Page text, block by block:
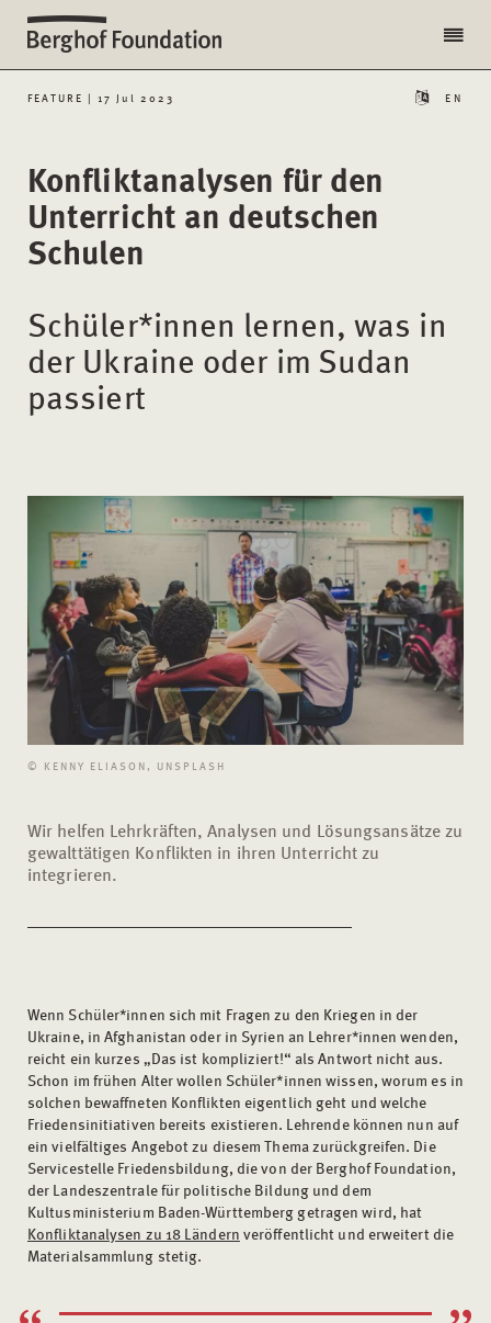
EN
FEATURE | 17 Jul 2023
Konfliktanalysen für den
Unterricht an deutschen
Schulen
Schüler*innen lernen, was in
der Ukraine oder im Sudan
passiert
© KENNY ELIASON, UNSPLASH
Wir helfen Lehrkräften, Analysen und Lösungsansätze zu
gewalttätigen Konflikten in ihren Unterricht zu
integrieren.
Wenn Schüler*innen sich mit Fragen zu den Kriegen in der
Ukraine, in Afghanistan oder in Syrien an Lehrer*innen wenden,
reicht ein kurzes „Das ist kompliziert!“ als Antwort nicht aus.
Schon im frühen Alter wollen Schüler*innen wissen, worum es in
solchen bewaffneten Konflikten eigentlich geht und welche
Friedensinitiativen bereits existieren. Lehrende können nun auf
ein vielfältiges Angebot zu diesem Thema zurückgreifen. Die
Servicestelle Friedensbildung, die von der Berghof Foundation,
der Landeszentrale für politische Bildung und dem
Kultusministerium Baden-Württemberg getragen wird, hat
Konfliktanalysen zu 18 Ländern veröffentlicht und erweitert die
Materialsammlung stetig.